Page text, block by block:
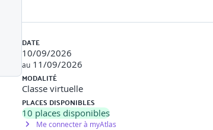
de Vie (ACV)
différents lots
DATE
10/09/2026
au 11/09/2026
MODALITÉ
Classe virtuelle
PLACES DISPONIBLES
10 places disponibles
Me connecter à myAtlas